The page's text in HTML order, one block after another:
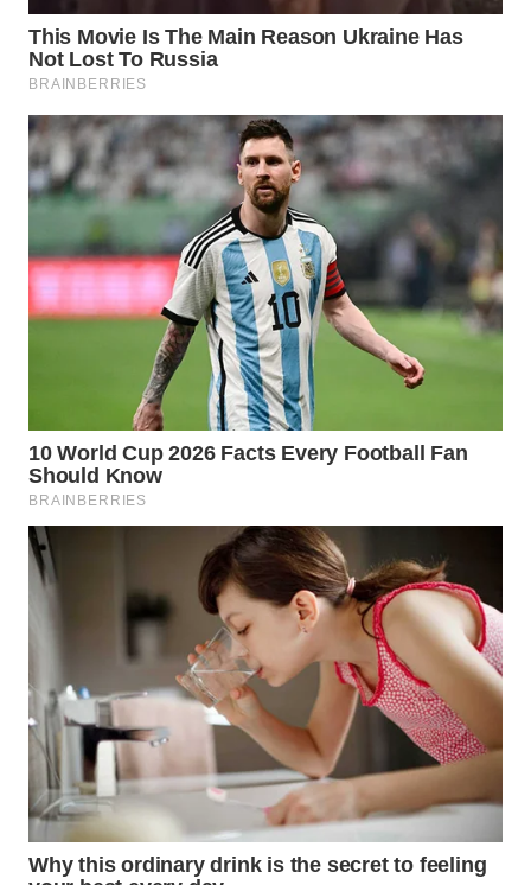
WN
KALTARA
WN
KALSEL
WN
KALTIM
SULSEL
WN
SULUT
MALUKU
WN
DAIRI
WN
DANAU
TOBA